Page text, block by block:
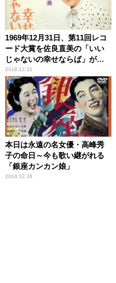
1969年12月31日、第11回レコ
ード大賞を佐良直美の「いい
じゃないの幸せならば」が受
賞～この年から大晦日の恒例
行事となる
2018.12.31
本日は永遠の名女優・高峰秀
子の命日～今も歌い継がれる
「銀座カンカン娘」
2018.12.28